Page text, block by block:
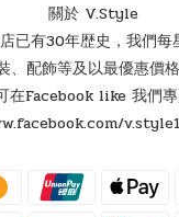
關於 V.Style
已有30年歴史，我們每
、配飾等及以最優惠價
在Facebook like 我們